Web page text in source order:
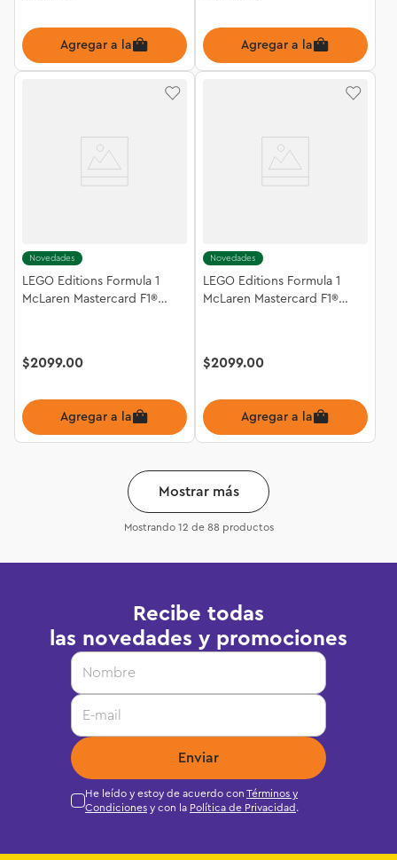
Agregar a la bolsa Agregar a la bolsa
Novedades
LEGO Editions Formula 1
McLaren Mastercard F1®
$2099.00
Agregar a la bolsa
Novedades
LEGO Editions Formula 1
McLaren Mastercard F1®
$2099.00
Agregar a la bolsa
Mostrar más
Mostrando 12 de 88productos
Recibe todas
las novedades y promociones
Enviar
He leído y estoy de acuerdo con Términos y
Condiciones y con la Política de Privacidad .